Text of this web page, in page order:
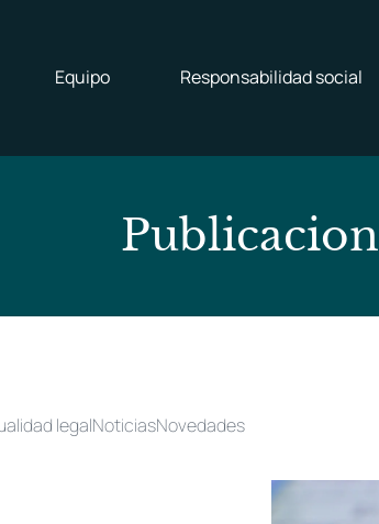
Equipo Responsabilidad social
Publicacion
legalNoticiasNovedades